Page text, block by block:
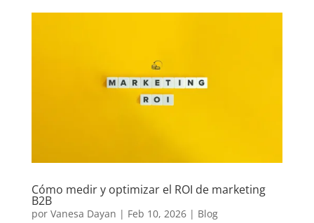
Cómo medir y optimizar el ROI de marketing
B2B
por Vanesa Dayan | Feb 10, 2026| Blog